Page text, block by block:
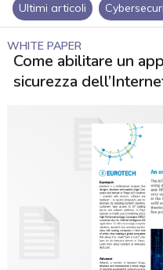
Ultimi articoli
WHITE PAPER
Come abilitare un
sicurezza